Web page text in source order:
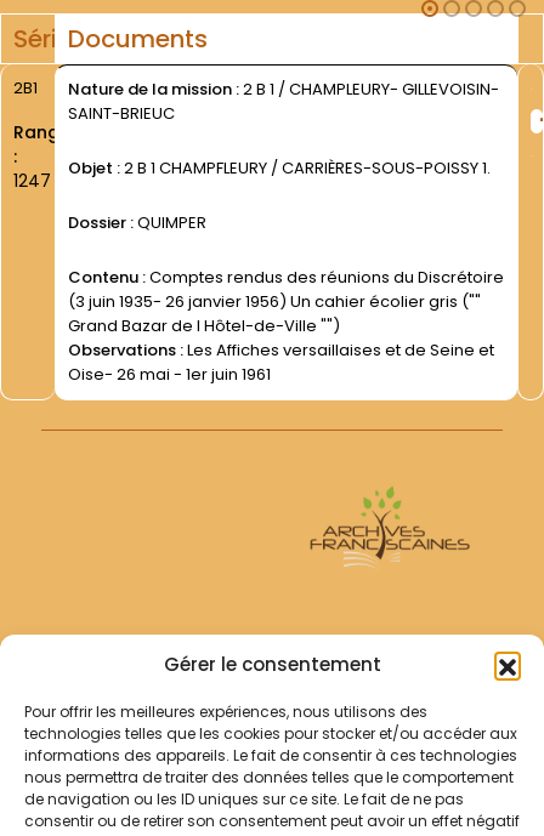
Gérer le consentement
Pour offrir les meilleures expériences, nous utilisons des
technologies telles que les cookies pour stocker et/ou accéder aux
informations des appareils. Le fait de consentir à ces technologies
nous permettra de traiter des données telles que le comportement
de navigation ou les ID uniques sur ce site. Le fait de ne pas
consentir ou de retirer son consentement peut avoir un effet négatif
SérieDocuments
2B1
Rang
:
1247
Nature de la mission :2 B 1 / CHAMPLEURY- GILLEVOISIN-
SAINT-BRIEUC
Objet :2 B 1 CHAMPFLEURY / CARRIÈRES-SOUS-POISSY 1.
Dossier :QUIMPER
Contenu :Comptes rendus des réunions du Discrétoire
(3 juin 1935- 26 janvier 1956) Un cahier écolier gris (""
Grand Bazar de l Hôtel-de-Ville "")
Observations :Les Affiches versaillaises et de Seine et
Oise- 26 mai - 1er juin 1961
Archives Franciscaines
RECHERCHER
Comment chercher ?
Les archives